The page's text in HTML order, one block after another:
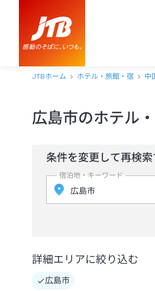
JTBホーム ホテル・旅館・宿 中
広島市のホテル
条件を変更して再検索
宿泊地・キーワード
詳細エリアに絞り込む
広島市